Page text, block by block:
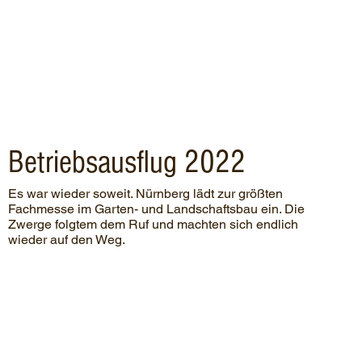
Betriebsausflug 2022
Es war wieder soweit. Nürnberg lädt zur größten
Fachmesse im Garten- und Landschaftsbau ein. Die
Zwerge folgtem dem Ruf und machten sich endlich
wieder auf den Weg.